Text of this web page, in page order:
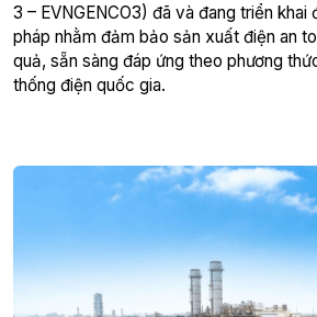
3 – EVNGENCO3) đã và đang triển khai
pháp nhằm đảm bảo sản xuất điện an
quả, sẵn sàng đáp ứng theo phương
thống điện quốc gia.